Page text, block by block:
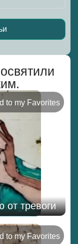
to my Favorites
от тревоги
to my Favorites